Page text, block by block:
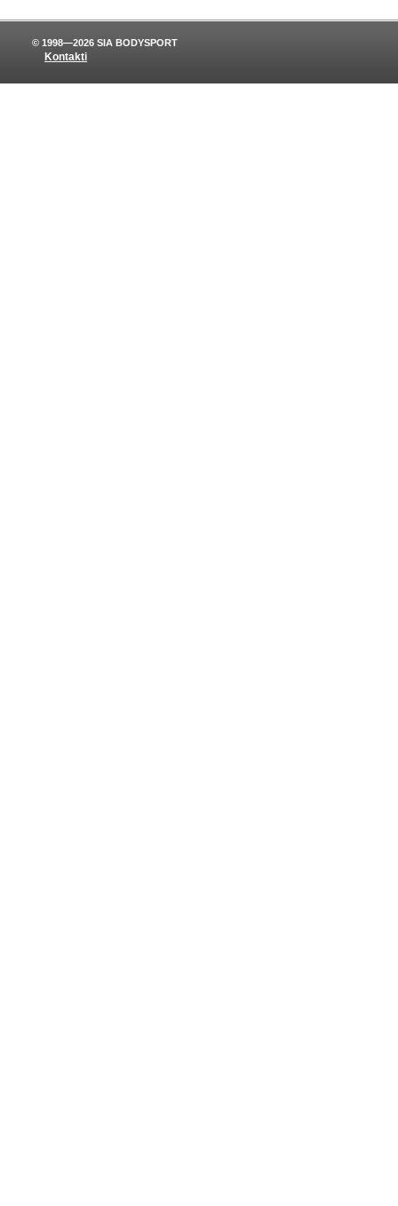
Kontakti
© 1998—2026 SIA BODYSPORT